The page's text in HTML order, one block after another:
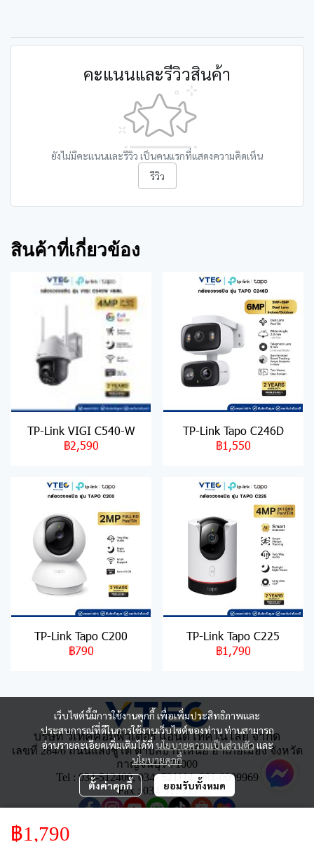
คะแนนและรีวิวสินค้า
ยังไม่มีคะแนนและรีวิว เป็นคนแรกที่แสดงความคิดเห็น
รีวิว
สินค้าที่เกี่ยวข้อง
TP-Link VIGI C540-W
฿2,590
TP-Link Tapo C246D
฿1,550
TP-Link Tapo C200
฿790
TP-Link Tapo C225
฿1,790
฿1,790
เว็บไซต์นี้มีการใช้งานคุกกี้ เพื่อเพิ่มประสิทธิภาพและ
ประสบการณ์ที่ดีในการใช้งานเว็บไซต์ของท่าน ท่านสามารถ
อ่านรายละเอียดเพิ่มเติมได้ที่นโยบายความเป็นส่วนตัวและ
นโยบายคุกกี้
ตั้งค่าคุกกี้ ยอมรับทั้งหมด
บริษัท วีเทคคอมพิวเตอร์ แอนด์ เทคโนโลยี จำกัด
เลขที่ 284/6 ถนนแสงชูโต ตำบลบ้านเหนือ อำเภอเมือง จังหวัด
กาญจนบุรี 71000
Tel : 034-512400, 034- 521114, 081-0099969
Fax : 034-517533